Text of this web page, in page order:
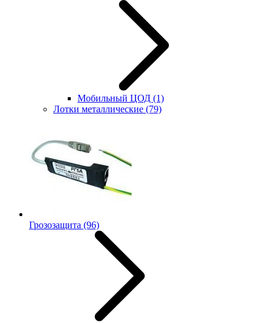
Мобильный ЦОД (1)
Лотки металлические (79)
Грозозащита (96)